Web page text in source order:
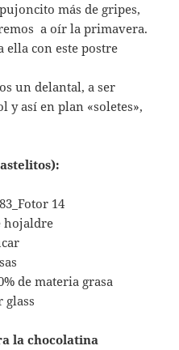
más de gripes,
a oír la primavera.
ella con este postre
un delantal, a ser
y así en plan «soletes»,
hojaldre
de materia grasa
glass
la chocolatina